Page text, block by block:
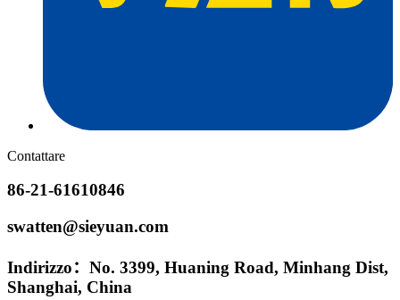
Contattare
86-21-61610846
swatten@sieyuan.com
Indirizzo：No. 3399, Huaning Road, Minhang Dist,
Shanghai, China